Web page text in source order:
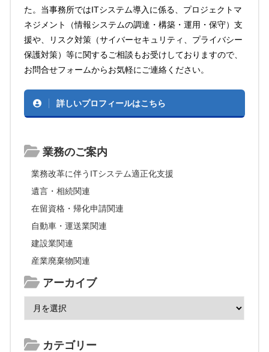
た。当事務所ではITシステム導入に係る、プロジェクトマ
ネジメント（情報システムの調達・構築・運用・保守）支
援や、リスク対策（サイバーセキュリティ、プライバシー
保護対策）等に関するご相談もお受けしておりますので、
お問合せフォームからお気軽にご連絡ください。
詳しいプロフィールはこちら
業務のご案内
業務改革に伴うITシステム適正化支援
遺言・相続関連
在留資格・帰化申請関連
自動車・運送業関連
建設業関連
産業廃棄物関連
アーカイブ
カテゴリー